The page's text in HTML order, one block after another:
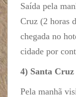
Saída pela
Cruz (2 horas
chegada no
cidade por
4) Santa Cruz
Pela manhã